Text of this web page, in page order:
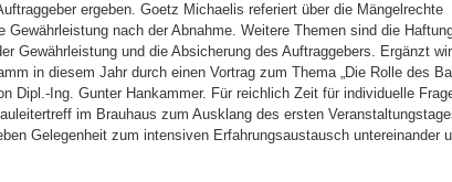
ergeben. Goetz Michaelis referiert über die Mängelrechte
Gewährleistung nach der Abnahme. Weitere Themen sind die
Gewährleistung und die Absicherung des Auftraggebers. Ergänzt
in diesem Jahr durch einen Vortrag zum Thema „Die Rolle des
Dipl.-Ing. Gunter Hankammer. Für reichlich Zeit für individuelle
im Brauhaus zum Ausklang des ersten
Gelegenheit zum intensiven Erfahrungsaustausch untereinander